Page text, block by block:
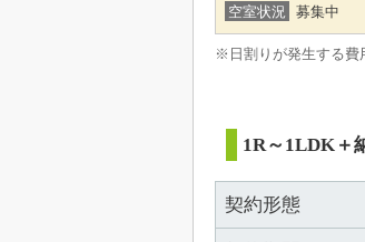
空室状況 募集中
※日割りが発生する費
1R～1LDK＋
契約形態